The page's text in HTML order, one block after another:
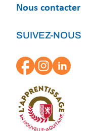
Nous contacter
SUIVEZ-NOUS